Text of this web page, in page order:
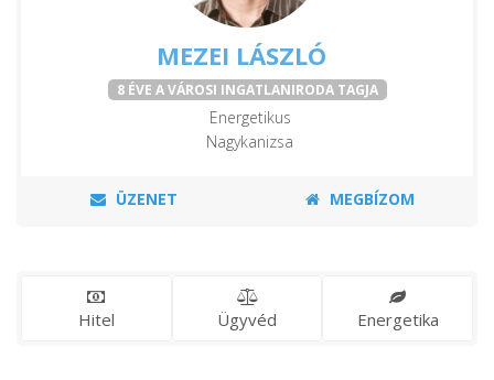
MEZEI LÁSZLÓ
8 ÉVE A VÁROSI INGATLANIRODA TAGJA
Energetikus
Nagykanizsa
ÜZENET MEGBÍZOM
Hitel Ügyvéd Energetika